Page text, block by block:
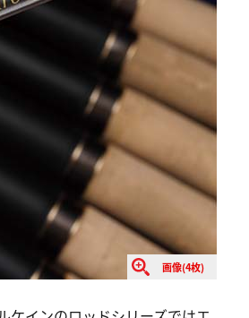
画像(4枚)